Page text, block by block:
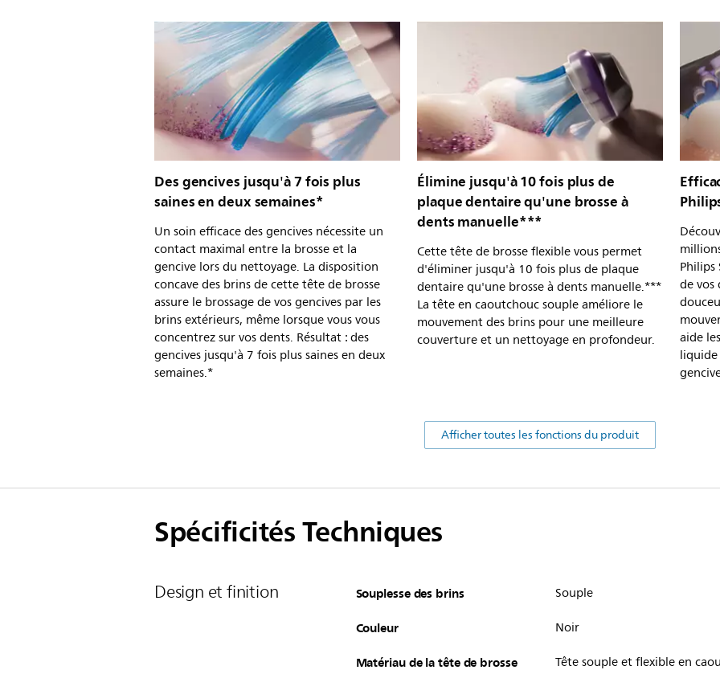
Des gencives jusqu'à 7 fois plus
saines en deux semaines*
Un soin efficace des gencives nécessite un
contact maximal entre la brosse et la
gencive lors du nettoyage. La disposition
concave des brins de cette tête de brosse
assure le brossage de vos gencives par les
brins extérieurs, même lorsque vous vous
concentrez sur vos dents. Résultat : des
gencives jusqu'à 7 fois plus saines en deux
semaines.*
Élimine jusqu'à 10 fois plus de
plaque dentaire qu'une brosse à
dents manuelle***
Cette tête de brosse flexible vous permet
d'éliminer jusqu'à 10 fois plus de plaque
dentaire qu'une brosse à dents manuelle.***
La tête en caoutchouc souple améliore le
mouvement des brins pour une meilleure
couverture et un nettoyage en profondeur.
de vos
aide
Afficher toutes les fonctions du produit
Spécificités Techniques
Design et finition Souplesse des brins Souple
Couleur Noir
Matériau de la tête de brosse Tête souple et flexible en